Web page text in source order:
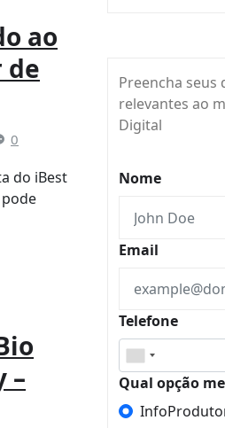
ao
de
0
do iBest
–
Preencha seus
relevantes ao
Digital
Nome
Email
Telefone
Qual opção